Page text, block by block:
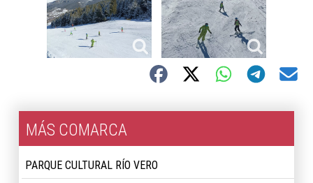
MÁS COMARCA
PARQUE CULTURAL RÍO VERO